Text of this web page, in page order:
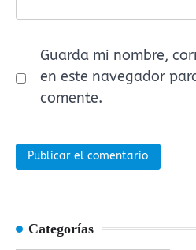
Guarda mi nombre,
en este navegador
comente.
Categorías